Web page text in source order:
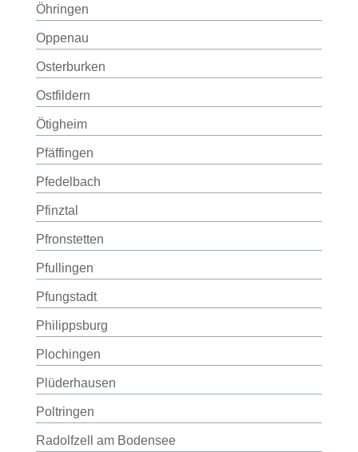
Öhringen
Oppenau
Osterburken
Ostfildern
Ötigheim
Pfäffingen
Pfedelbach
Pfinztal
Pfronstetten
Pfullingen
Pfungstadt
Philippsburg
Plochingen
Plüderhausen
Poltringen
Radolfzell am Bodensee